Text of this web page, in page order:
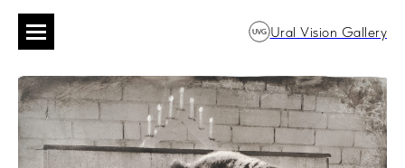
Ural Vision Gallery